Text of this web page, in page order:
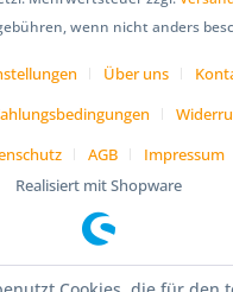
wenn nicht anders
Über uns
AGB
Impressum
Realisiert mit Shopware